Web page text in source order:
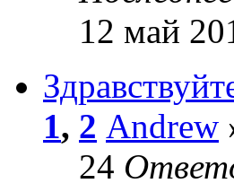
12 май
1, 2 Andrew
24